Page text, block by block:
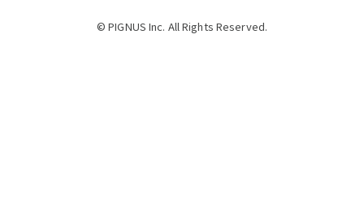
© PIGNUS Inc. All Rights Reserved.